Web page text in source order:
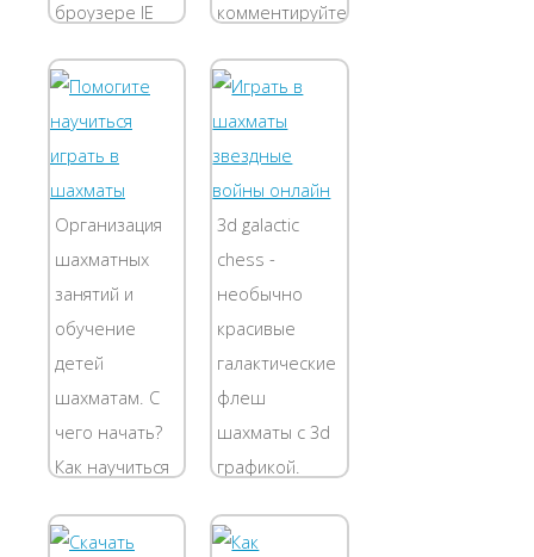
броузере IE
Firefox должна
быть
включена
поддержка
JavaScript. Для
выполнения
хода Вам
необходимо
сделать два
клика мышкой:
после...
комментируйте
своими
достижениями
в соцсетях.
Узнай самого
лучшего
игрока
нашего сайта
в Игры...
Организация
шахматных
занятий и
обучение
детей
шахматам. С
чего начать?
Как научиться
шахматы? В
3d galactic
chess -
необычно
красивые
галактические
флеш
шахматы с 3d
графикой.
доска